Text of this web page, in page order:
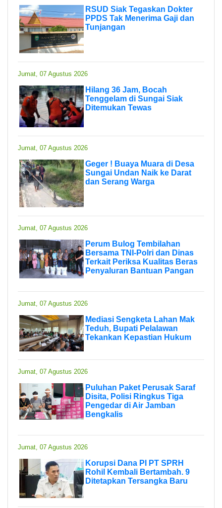
RSUD Siak Tegaskan Dokter
PPDS Tak Menerima Gaji dan
Tunjangan
Jumat, 07 Agustus 2026
Hilang 36 Jam, Bocah
Tenggelam di Sungai Siak
Ditemukan Tewas
Jumat, 07 Agustus 2026
Geger ! Buaya Muara di Desa
Sungai Undan Naik ke Darat
dan Serang Warga
Jumat, 07 Agustus 2026
Perum Bulog Tembilahan
Bersama TNI-Polri dan Dinas
Terkait Periksa Kualitas Beras
Penyaluran Bantuan Pangan
Jumat, 07 Agustus 2026
Mediasi Sengketa Lahan Mak
Teduh, Bupati Pelalawan
Tekankan Kepastian Hukum
Jumat, 07 Agustus 2026
Puluhan Paket Perusak Saraf
Disita, Polisi Ringkus Tiga
Pengedar di Air Jamban
Bengkalis
Jumat, 07 Agustus 2026
Korupsi Dana PI PT SPRH
Rohil Kembali Bertambah. 9
Ditetapkan Tersangka Baru